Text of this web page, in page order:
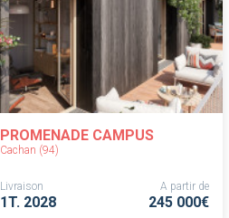
PROMENADE CAMPUS
Cachan (94)
Livraison
1T. 2028
A partir de
245 000€